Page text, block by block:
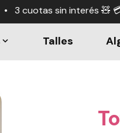
🧸 💳 10% OFF X
Talles